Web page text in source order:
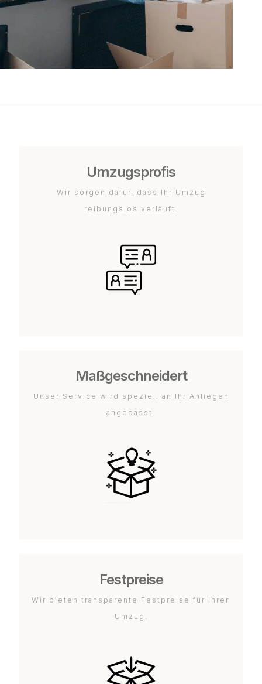
Umzugsprofis
Wir sorgen dafür, dass Ihr Umzug
reibungslos verläuft.
Maßgeschneidert
Unser Service wird speziell an Ihr Anliegen
angepasst.
Festpreise
Wir bieten transparente Festpreise für Ihren
Umzug.